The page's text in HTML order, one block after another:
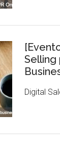
Selling
Digital